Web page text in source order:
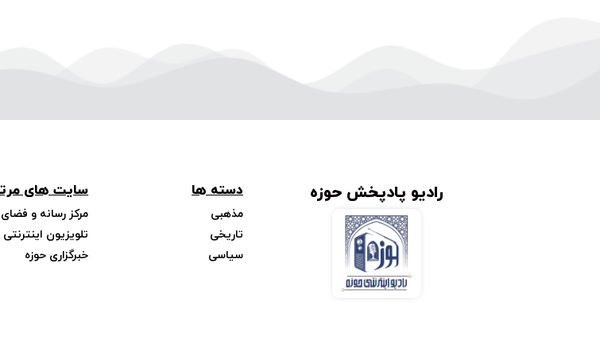
رادیو پادپخش حوزه دسته ها
مذهبی
تاریخی
سیاسی
سایت های
مرکز رسانه و
تلویزیون
خبرگزاری حوزه